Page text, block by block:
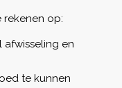
rekenen op:
en
te kunnen